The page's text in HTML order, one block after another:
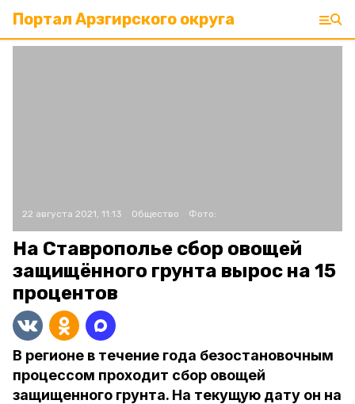
Портал Арзгирского округа
22 августа 2021, 11:13 Общество Фото:
На Ставрополье сбор овощей
защищённого грунта вырос на 15
процентов
В регионе в течение года безостановочным
процессом проходит сбор овощей
защищенного грунта. На текущую дату он на